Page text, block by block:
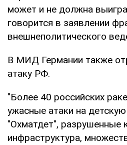
может и не должна
говорится в заявлении
внешнеполитического
В МИД Германии также
атаку РФ.
"Более 40 российских
ужасные атаки на
"Охматдет", разрушенные
инфраструктура,